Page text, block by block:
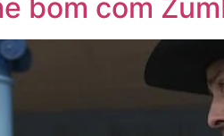
bom com